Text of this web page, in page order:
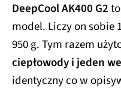
DeepCool AK400 G2
model. Liczy on sobie
950 g. Tym razem
ciepłowody i jeden
identyczny co w